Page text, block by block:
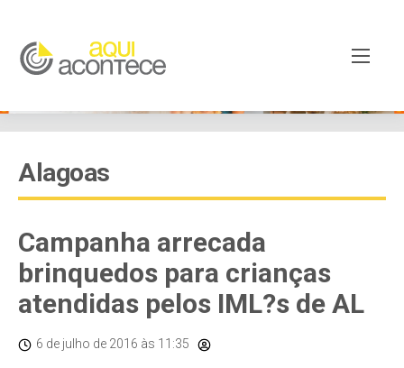
Alagoas
Campanha arrecada
brinquedos para crianças
atendidas pelos IML?s de AL
6 de julho de 2016 às 11:35